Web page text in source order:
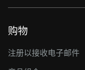
购物
注册以接收电子邮件